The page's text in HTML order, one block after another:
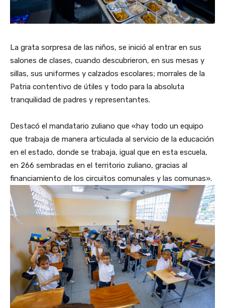
La grata sorpresa de las niños, se inició al entrar en sus
salones de clases, cuando descubrieron, en sus mesas y
sillas, sus uniformes y calzados escolares; morrales de la
Patria contentivo de útiles y todo para la absoluta
tranquilidad de padres y representantes.
Destacó el mandatario zuliano que «hay todo un equipo
que trabaja de manera articulada al servicio de la educación
en el estado, donde se trabaja, igual que en esta escuela,
en 266 sembradas en el territorio zuliano, gracias al
financiamiento de los circuitos comunales y las comunas».